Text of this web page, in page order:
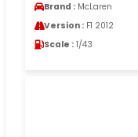
Brand : McLaren
Version : F1 2012
Scale : 1/43